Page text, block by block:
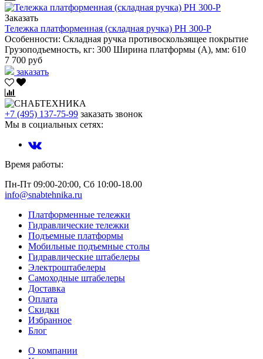
Заказать
Тележка платформенная (складная ручка) PH 300-P
Особенности: Складная ручка противоскользящее покрытие
Грузоподъемность, кг: 300 Ширина платформы (А), мм: 610
7 700 руб
заказать
+7 (495) 137-75-99 заказать звонок
Мы в социальных сетях:
Время работы:
Пн-Пт 09:00-20:00, Сб 10:00-18.00
info@snabtehnika.ru
Платформенные тележки
Гидравлические тележки
Подъемные платформы
Мобильные подъемные столы
Гидравлические штабелеры
Электроштабелеры
Самоходные штабелеры
Доставка
Оплата
Скидки
Избранное
Блог
О компании